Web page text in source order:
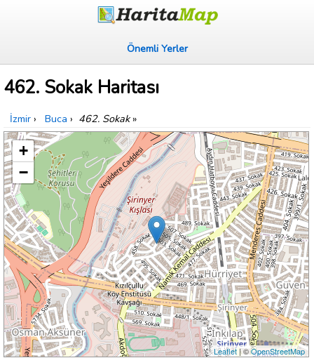
Önemli Yerler
462. Sokak Haritası
İzmir › Buca › 462. Sokak»
+
−
Leaflet| ©OpenStreetMap